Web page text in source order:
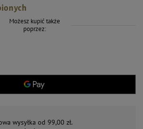
Możesz kupić także
poprzez:
wysyłka od 99,00 zł.